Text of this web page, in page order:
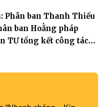
Phân ban Thanh Thiếu
ban Hoằng pháp
TƯ tổng kết công tác